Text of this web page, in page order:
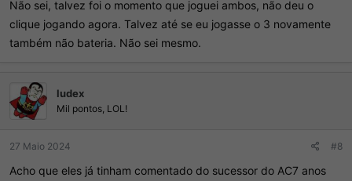
Não sei, talvez foi o momento que joguei ambos, não deu o
clique jogando agora. Talvez até se eu jogasse o 3 novamente
também não bateria. Não sei mesmo.
ludex
Mil pontos, LOL!
27 Maio 2024 #8
Acho que eles já tinham comentado do sucessor do AC7 anos